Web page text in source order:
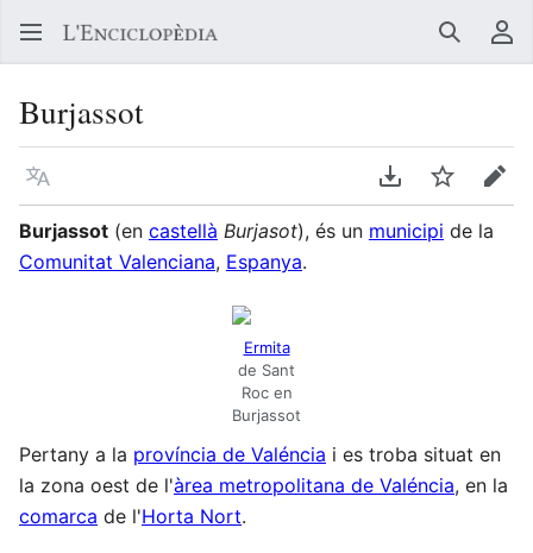
Buscar
Burjassot
Llegir en un atre idioma Descarregar en
Vigilar
Burjassot (en castellà Burjasot), és un municipi de la
Comunitat Valenciana, Espanya.
Ermita
de Sant
Roc en
Burjassot
Pertany a la província de Valéncia i es troba situat en
la zona oest de l'àrea metropolitana de Valéncia, en la
comarca de l'Horta Nort.